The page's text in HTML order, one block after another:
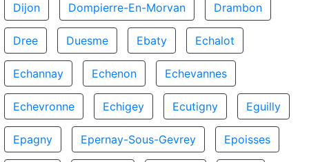
Dijon Dompierre-En-Morvan Drambon
Dree Duesme Ebaty Echalot
Echannay Echenon Echevannes
Echevronne Echigey Ecutigny Eguilly
Epagny Epernay-Sous-Gevrey Epoisses